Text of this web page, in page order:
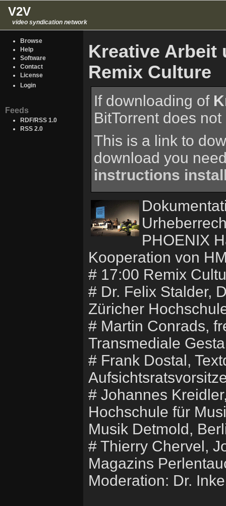
V2V
video syndication network
Browse
Help
Software
Contact
License
Login
Feeds
RDF/RSS 1.0
RSS 2.0
Kreative Arbeit
Remix Culture
If downloading of
BitTorrent does
This is a link to
download you
instructions
PHOENIX
Kooperation von
# 17:00 Remix
# Dr. Felix Stalder,
Züricher
# Martin Conrads,
Transmediale
# Frank Dostal,
# Johannes
Hochschule für
Musik Detmold,
# Thierry Chervel,
Magazins
Moderation: Dr.